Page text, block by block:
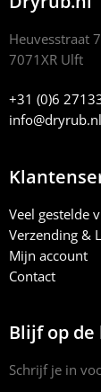
Heuvesstraat 7
7071XR Ulft
+31 (0)6
info@dryrub.nl
Veel gestelde
Verzending &
Mijn account
Contact
Blijf op de
Schrijf je in